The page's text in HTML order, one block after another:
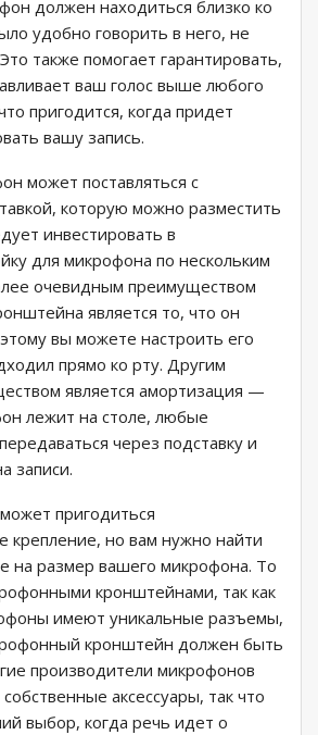
должен находиться близко ко
удобно говорить в него, не
также помогает гарантировать,
ваш голос выше любого
пригодится, когда придет
вашу запись.
может поставляться с
которую можно разместить
инвестировать в
для микрофона по нескольким
очевидным преимуществом
является то, что он
вы можете настроить его
прямо ко рту. Другим
является амортизация —
лежит на столе, любые
через подставку и
записи.
пригодиться
но вам нужно найти
на размер вашего микрофона. То
кронштейнами, так как
имеют уникальные разъемы,
кронштейн должен быть
производители микрофонов
аксессуары, так что
выбор, когда речь идет о